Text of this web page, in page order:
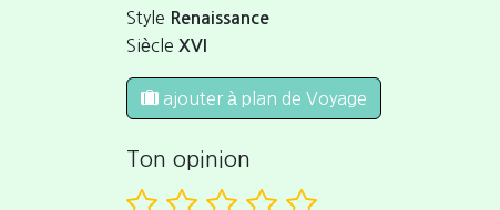
Style Renaissance
Siècle XVI
ajouter à plan de Voyage
Ton opinion